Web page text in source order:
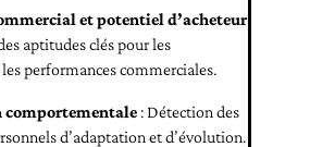
et potentiel d’acheteur
aptitudes clés pour les
performances commerciales.
: Détection des
d’adaptation et d’évolution.